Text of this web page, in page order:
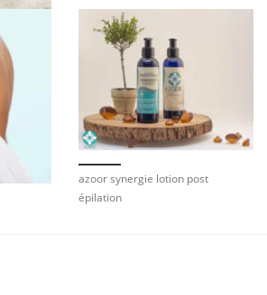
azoor synergie lotion post
épilation